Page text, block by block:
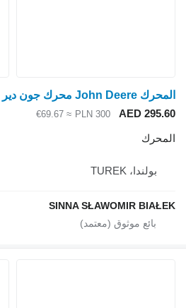
AED 295.60
PLN 300
≈ €69.67
المحرك
بولندا، TUREK
SINNA SŁAWOMIR BIAŁEK